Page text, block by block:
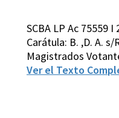
SCBA LP Ac 75559
Carátula: B. ,D. A.
Magistrados
Ver el Texto